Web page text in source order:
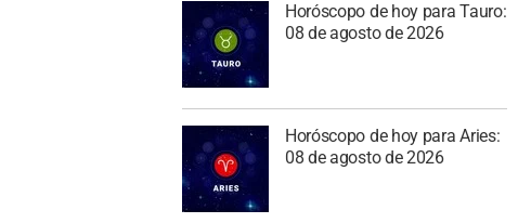
Horóscopo de hoy para Tauro:
08 de agosto de 2026
Horóscopo de hoy para Aries:
08 de agosto de 2026